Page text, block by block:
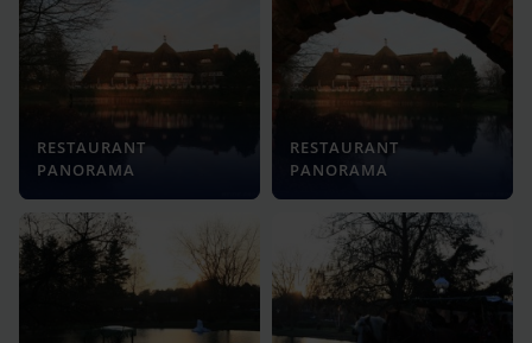
RESTAURANT
PANORAMA
RESTAURANT
PANORAMA